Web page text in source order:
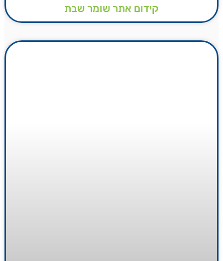
קידום אתר שומר שבת